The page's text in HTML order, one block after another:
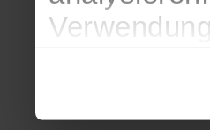
soziale
Partner